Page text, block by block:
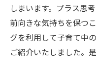
しまいます。プラス思
前向きな気持ちを保つ
グを利用して子育て中
ご紹介いたしました。